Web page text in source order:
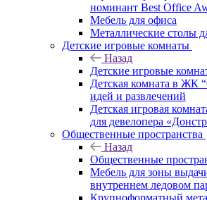
номинант Best Office
Мебель для офиса
Металлические столы
Детские игровые комнаты
Назад
Детские игровые
Детская комната в ЖК
идей и развлечений
Детская игровая
для девелопера
Общественные пространства
Назад
Общественные
Мебель для зоны
внутреннем ледовом
Крупноформатный